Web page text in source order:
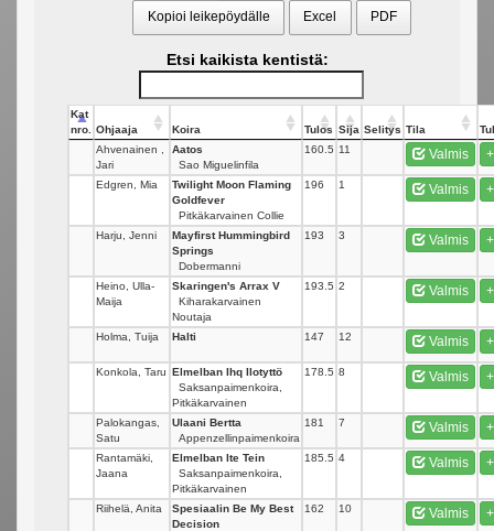
Kopioi leikepöydälle Excel PDF
Etsi kaikista kentistä:
Kat
nro.
Ohjaaja Koira Tulos Sija Selitys Tila
Ahvenainen ,
Jari
Aatos
Sao Miguelinfila
160.5 11 Valmis +
Edgren, Mia
Twilight Moon Flaming
Goldfever
Pitkäkarvainen Collie
196 1 Valmis +
Harju, Jenni
Mayfirst Hummingbird
Springs
Dobermanni
193 3 Valmis +
Heino, Ulla-
Maija
Skaringen's Arrax V
Kiharakarvainen
Noutaja
193.5 2 Valmis +
Holma, Tuija Halti 147 12 Valmis +
Konkola, Taru Elmelban Ihq Ilotyttö
Saksanpaimenkoira,
Pitkäkarvainen
178.5 8 Valmis +
Palokangas,
Satu
Ulaani Bertta
Appenzellinpaimenkoira
181 7 Valmis +
Rantamäki,
Jaana
Elmelban Ite Tein
Saksanpaimenkoira,
Pitkäkarvainen
185.5 4 Valmis +
Riihelä, Anita
Spesiaalin Be My Best
Decision
162 10 Valmis +